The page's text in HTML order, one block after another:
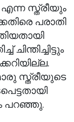
എന്ന സ്ത്രീയും
പരാതി
സ്ത്രീയുടെ
പറഞ്ഞു.